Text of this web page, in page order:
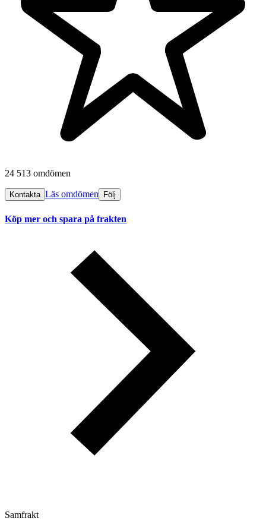
24 513 omdömen
Kontakta Läs omdömen Följ
Köp mer och spara på frakten
Samfrakt